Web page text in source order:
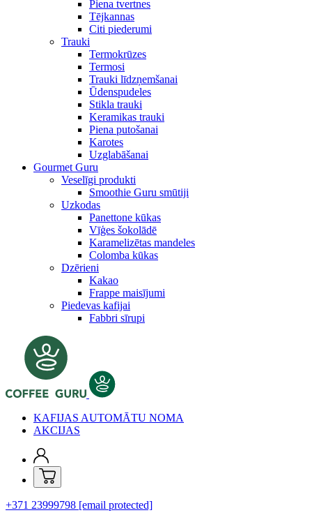
Piena tvertnes
Tējkannas
Citi piederumi
Trauki
Termokrūzes
Termosi
Trauki līdzņemšanai
Ūdenspudeles
Stikla trauki
Keramikas trauki
Piena putošanai
Karotes
Uzglabāšanai
Gourmet Guru
Veselīgi produkti
Smoothie Guru smūtiji
Uzkodas
Panettone kūkas
Vīģes šokolādē
Karamelizētas mandeles
Colomba kūkas
Dzērieni
Kakao
Frappe maisījumi
Piedevas kafijai
Fabbri sīrupi
KAFIJAS AUTOMĀTU NOMA
AKCIJAS
+371 23999798 [email protected]